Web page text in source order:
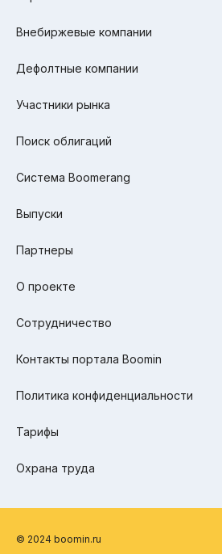
Внебиржевые компании
Дефолтные компании
Участники рынка
Поиск облигаций
Система Boomerang
Выпуски
Партнеры
О проекте
Сотрудничество
Контакты портала Boomin
Политика конфиденциальности
Тарифы
Охрана труда
© 2024 boomin.ru